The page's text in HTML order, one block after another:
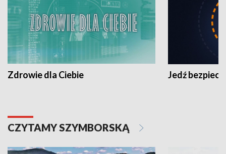
Zdrowie dla Ciebie Jedź
CZYTAMY SZYMBORSKĄ